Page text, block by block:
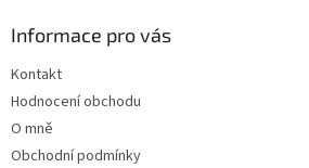
Informace pro vás
Kontakt
Hodnocení obchodu
O mně
Obchodní podmínky